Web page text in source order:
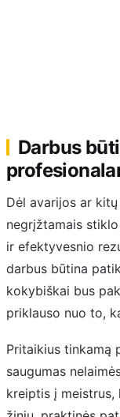
Darbus
Dėl avarijos ar
negrįžtamais
ir efektyvesnio
darbus būtina
kokybiškai bus
priklauso nuo to,
Pritaikius tinkamą
saugumas
kreiptis į meistrus,